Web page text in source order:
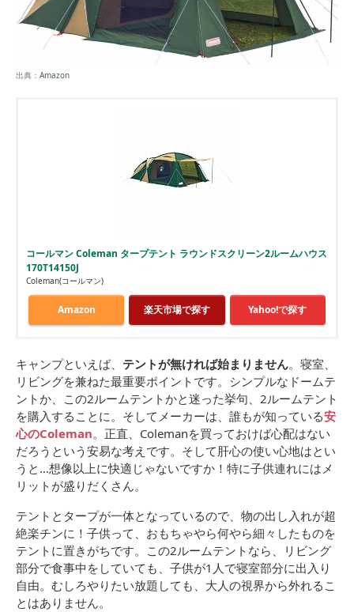
出典： Amazon
コールマン Coleman タープテント ラウンドスクリーン2ルームハウス
170T14150J
Coleman(コールマン)
Amazon 楽天市場で探す Yahoo!で探す
キャンプといえば、 テントが無ければ始まりません。寝室、
リビングを兼ねた最重要ポイントです。シンプルなドームテ
ントか、この2ルームテントかと迷った挙句、2ルームテント
を購入することに。そしてメーカーは、誰もが知っている安
心のColeman。正直、Colemanを買っておけば心配はない
だろうという安易な考えです。そして肝心の使い心地はとい
うと…想像以上に快適じゃないですか！特に子供連れにはメ
リットが盛りだくさん。
テントとタープが一体となっているので、物の出し入れが超
絶楽チンに！子供って、おもちゃやら何やら細々したものを
テントに置きがちです。この2ルームテントなら、リビング
部分で食事中をしていても、子供が1人で寝室部分に出入り
自由。むしろやりたい放題しても、大人の視界から外れるこ
とはありません。